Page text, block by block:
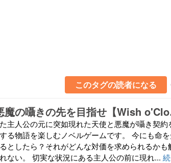
このタグの読者になる
切
主人公の元に突如現れた天使と悪魔が囁き契約
る物語を楽しむノベルゲームです。 今にも命
としたら？それがどんな対価を求められるかも
ない。 切実な状況にある主人公の前に現れ...